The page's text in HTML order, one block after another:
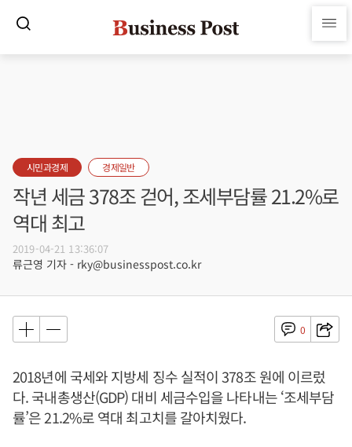
시민과경제 경제일반
작년 세금 378조 걷어, 조세부담률 21.2%로
역대 최고
2019-04-21 13:36:07
류근영 기자 - rky@businesspost.co.kr
0
2018년에 국세와 지방세 징수 실적이 378조 원에 이르렀
다. 국내총생산(GDP) 대비 세금수입을 나타내는 ‘조세부담
률’은 21.2%로 역대 최고치를 갈아치웠다.